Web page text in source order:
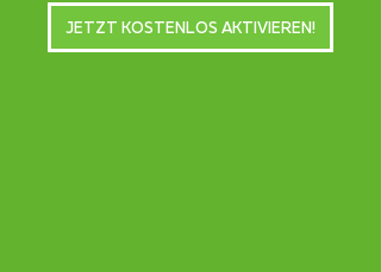
JETZT KOSTENLOS AKTIVIEREN!